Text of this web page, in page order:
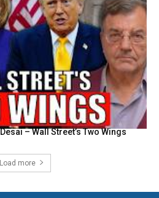
– Wall Street’s Two Wings
Load more